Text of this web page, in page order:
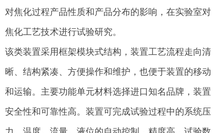
对焦化过程产品性质和产品分布的影响，在实验室对
焦化工艺技术进行试验研究。
该类装置采用框架模块式结构，装置工艺流程走向清
晰、结构紧凑、方便操作和维护，也便于装置的移动
和运输。主要功能单元材料选择进口知名品牌，装置
安全性和可靠性高。装置可完成试验过程中的系统压